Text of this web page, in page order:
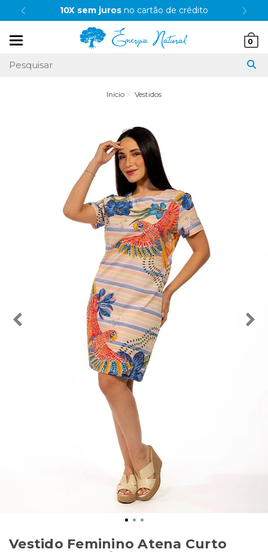
10X sem juros no cartão de crédito
0
Início Vestidos
Vestido Feminino Atena Curto